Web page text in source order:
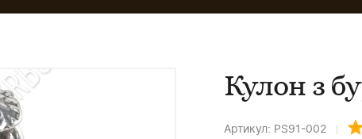
Кулон з
Артикул: PS91-002